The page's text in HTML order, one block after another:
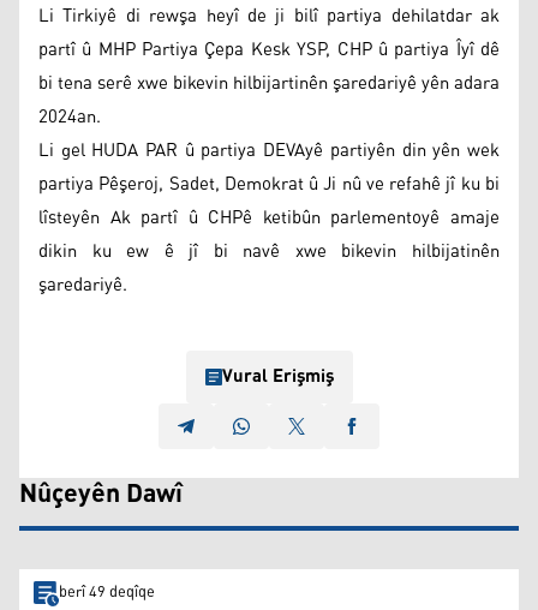
Li Tirkiyê di rewşa heyî de ji bilî partiya dehilatdar ak
partî û MHP Partiya Çepa Kesk YSP, CHP û partiya Îyî dê
bi tena serê xwe bikevin hilbijartinên şaredariyê yên adara
2024an.
Li gel HUDA PAR û partiya DEVAyê partiyên din yên wek
partiya Pêşeroj, Sadet, Demokrat û Ji nû ve refahê jî ku bi
lîsteyên Ak partî û CHPê ketibûn parlementoyê amaje
dikin ku ew ê jî bi navê xwe bikevin hilbijatinên
şaredariyê.
Vural Erişmiş
Nûçeyên Dawî
berî 49 deqîqe